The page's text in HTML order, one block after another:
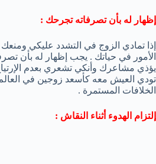
إظهار له بأن تصرفاته تجرحك :
إذا تمادي الزوج في التشدد عليكي
الأمور في حياتك . يجب إظهار له بأن
يؤذي مشاعرك وأنكي تشعري بعدم
تودي العيش معه كأسعد زوجين في
الخلافات المستمرة .
إلتزام الهدوء أثناء النقاش :